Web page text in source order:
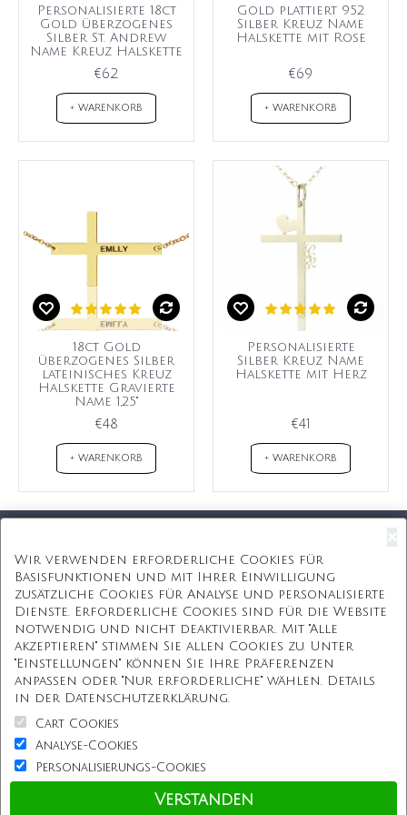
Personalisierte 18ct
Gold überzogenes
Silber St. Andrew
Name Kreuz Halskette
€62
+ WARENKORB
Gold plattiert 952
Silber Kreuz Name
Halskette mit Rose
€69
+ WARENKORB
18ct Gold
überzogenes Silber
lateinisches Kreuz
Halskette Gravierte
Name 1,25"
€48
+ WARENKORB
Personalisierte
Silber Kreuz Name
Halskette mit Herz
€41
+ WARENKORB
Kostenlose Geschenkbox
Kostenlose Gravur
Unbegrenzte Redesign
ÜBER UNS
Information
Kundenservice
Wir verwenden erforderliche Cookies für
Basisfunktionen und mit Ihrer Einwilligung
zusätzliche Cookies für Analyse und personalisierte
Dienste. Erforderliche Cookies sind für die Website
notwendig und nicht deaktivierbar. Mit "Alle
akzeptieren" stimmen Sie allen Cookies zu. Unter
"Einstellungen" können Sie Ihre Präferenzen
anpassen oder "Nur erforderliche" wählen. Details
in der Datenschutzerklärung.
Cart Cookies
Analyse-Cookies
Personalisierungs-Cookies
Verstanden